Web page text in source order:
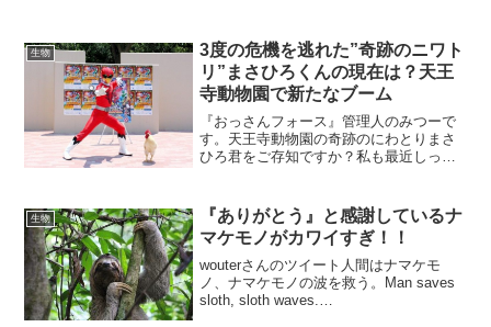
生物
3度の危機を逃れた”奇跡のニワト
リ”まさひろくんの現在は？天王
寺動物園で新たなブーム
『おっさんフォース』管理人のみつーで
す。天王寺動物園の奇跡のにわとりまさ
ひろ君をご存知ですか？私も最近しった
ら天王寺動物園では人気者の一人とな
り、動物園内のレストランの...
生物
『ありがとう』と感謝しているナ
マケモノがカワイすぎ！！
wouterさんのツイート人間はナマケモ
ノ、ナマケモノの波を救う。Man saves
sloth, sloth waves.